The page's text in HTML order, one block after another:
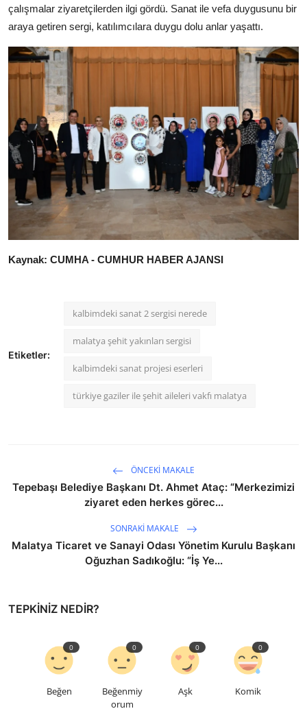
çalışmalar ziyaretçilerden ilgi gördü. Sanat ile vefa duygusunu bir
araya getiren sergi, katılımcılara duygu dolu anlar yaşattı.
Kaynak: CUMHA - CUMHUR HABER AJANSI
Etiketler:
kalbimdeki sanat 2 sergisi nerede
malatya şehit yakınları sergisi
kalbimdeki sanat projesi eserleri
türkiye gaziler ile şehit aileleri vakfı malatya
ÖNCEKI MAKALE
Tepebaşı Belediye Başkanı Dt. Ahmet Ataç: “Merkezimizi
ziyaret eden herkes görec...
SONRAKI MAKALE
Malatya Ticaret ve Sanayi Odası Yönetim Kurulu Başkanı
Oğuzhan Sadıkoğlu: “İş Ye...
TEPKINIZ NEDIR?
Beğen
0
Beğenmiy
orum
0
Aşk
0
Komik
0